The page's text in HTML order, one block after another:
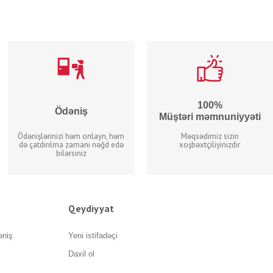
Ödəniş
Ödənişlərinizi həm onlayn, həm
də çatdırılma zamanı nəğd edə
bilərsiniz
100%
Müştəri məmnuniyyəti
Məqsədimiz sizin
xoşbəxtçiliyinizdir
Qeydiyyat
Yeni istifadəçi
Daxil ol